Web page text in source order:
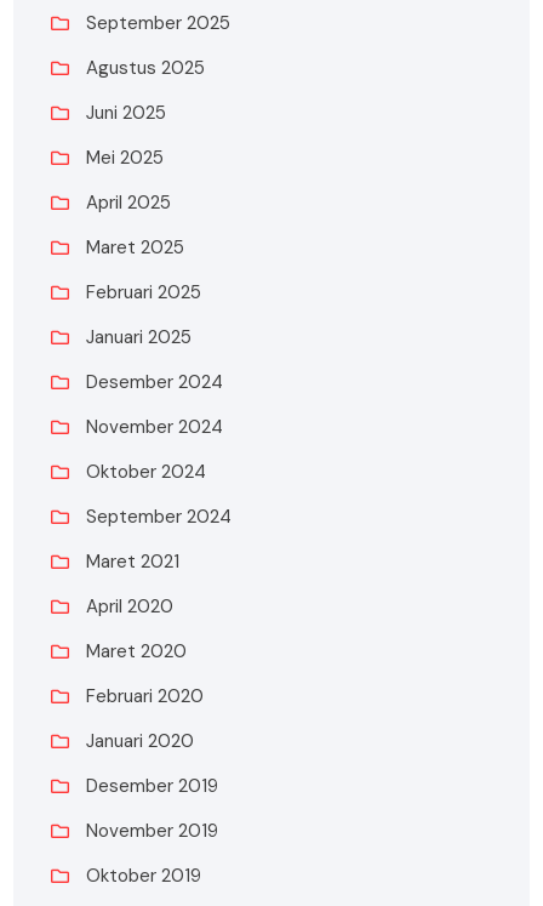
September 2025
Agustus 2025
Juni 2025
Mei 2025
April 2025
Maret 2025
Februari 2025
Januari 2025
Desember 2024
November 2024
Oktober 2024
September 2024
Maret 2021
April 2020
Maret 2020
Februari 2020
Januari 2020
Desember 2019
November 2019
Oktober 2019